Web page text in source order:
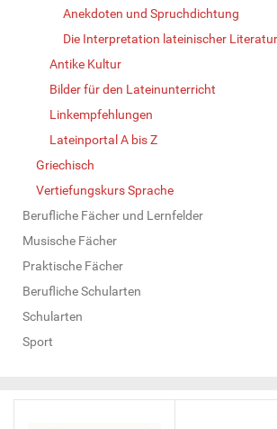
Anekdoten und Spruchdichtung
Die Interpretation lateinischer Literatur
Antike Kultur
Bilder für den Lateinunterricht
Linkempfehlungen
Lateinportal A bis Z
Griechisch
Vertiefungskurs Sprache
Berufliche Fächer und Lernfelder
Musische Fächer
Praktische Fächer
Berufliche Schularten
Schularten
Sport